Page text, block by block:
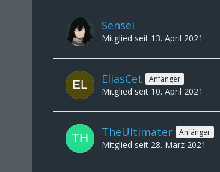
Sensei
Mitglied seit 13. April 2021
EliasCet Anfänger
Mitglied seit 10. April 2021
TheUltimater Anfänger
Mitglied seit 28. März 2021